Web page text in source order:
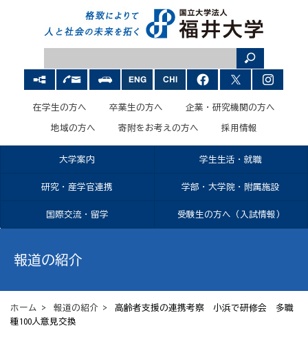
在学生の方へ 卒業生の方へ 企業・研究機関の方へ
地域の方へ 寄附をお考えの方へ 採用情報
大学案内 学生生活・就職
研究・産学官連携 学部・大学院・附属施設
国際交流・留学 受験生の方へ（入試情報）
報道の紹介
ホーム > 報道の紹介 > 高齢者支援の連携考察 小浜で研修会 多職
種100人意見交換